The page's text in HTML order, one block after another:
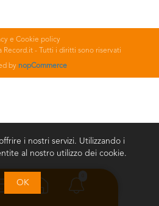
e Cookie policy
Record.it - Tutti i diritti sono riservati
by nopCommerce
i nostri servizi. Utilizzando i
al nostro utilizzo dei cookie.
OK